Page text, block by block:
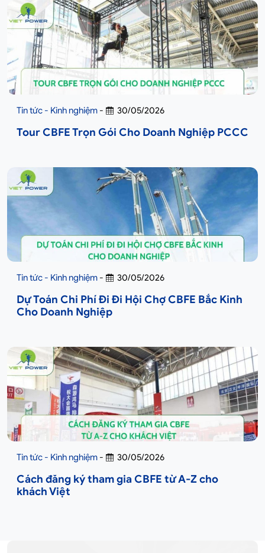
Tin tức - Kinh nghiệm - 30/05/2026
Tour CBFE Trọn Gói Cho Doanh Nghiệp PCCC
Tin tức - Kinh nghiệm - 30/05/2026
Dự Toán Chi Phí Đi Đi Hội Chợ CBFE Bắc Kinh
Cho Doanh Nghiệp
Tin tức - Kinh nghiệm - 30/05/2026
Cách đăng ký tham gia CBFE từ A-Z cho
khách Việt